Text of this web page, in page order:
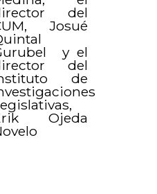
del
Josué
y el
del
de
Ojeda